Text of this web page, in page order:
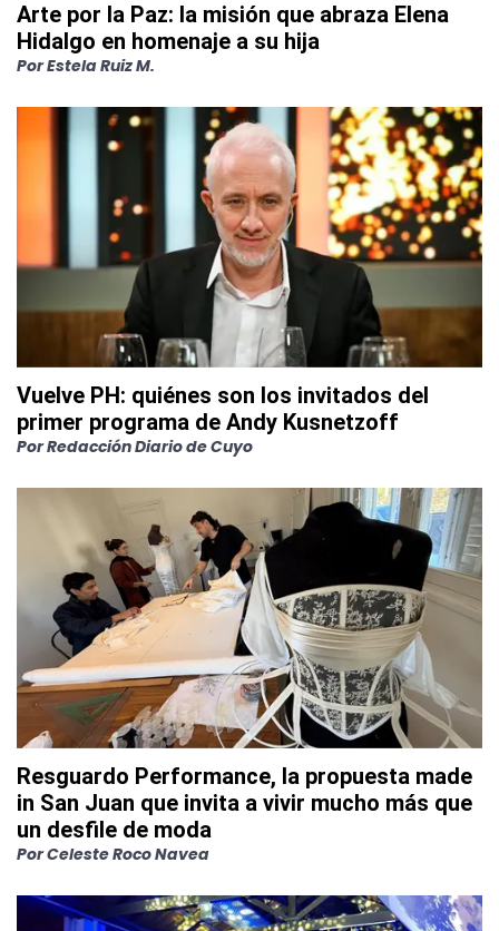
Arte por la Paz: la misión que abraza Elena
Hidalgo en homenaje a su hija
PorEstela Ruiz M.
Vuelve PH: quiénes son los invitados del
primer programa de Andy Kusnetzoff
PorRedacción Diario de Cuyo
Resguardo Performance, la propuesta made
in San Juan que invita a vivir mucho más que
un desfile de moda
PorCeleste Roco Navea